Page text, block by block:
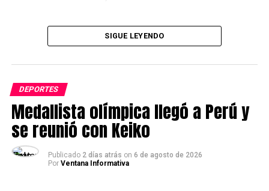
SIGUE LEYENDO
DEPORTES
Medallista olímpica llegó a Perú y
se reunió con Keiko
Publicado 2 días atrás on 6 de agosto de 2026
Por Ventana Informativa